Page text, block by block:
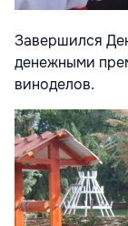
Завершился
денежными
виноделов.